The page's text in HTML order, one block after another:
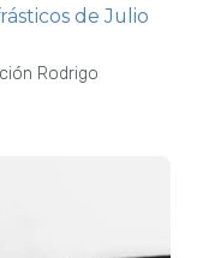
de Julio
Rodrigo